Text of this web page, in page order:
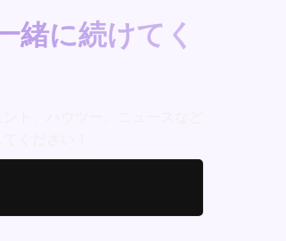
緒に続けてく